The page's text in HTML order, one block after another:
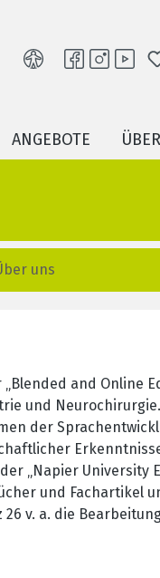
ANGEBOTE
uns
and Online
und Neurochirurgie.
der
„Napier University
und Fachartikel
v. a. die